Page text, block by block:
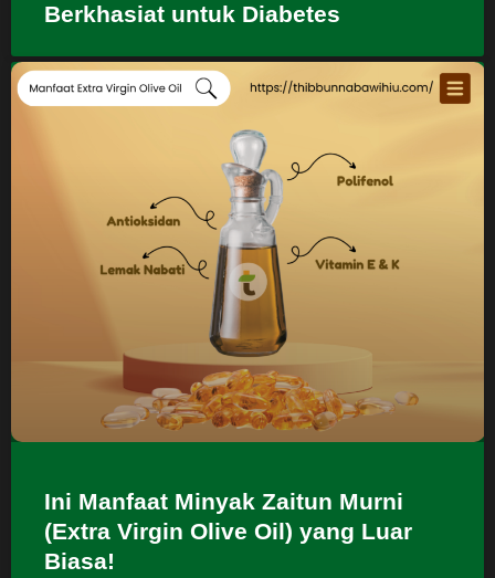
Berkhasiat untuk Diabetes
Ini Manfaat Minyak Zaitun Murni
(Extra Virgin Olive Oil) yang Luar
Biasa!